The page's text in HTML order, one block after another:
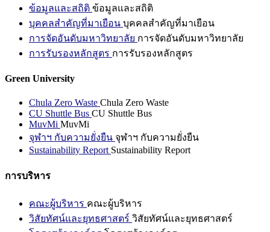
ข้อมูลและสถิติ ข้อมูลและสถิติ
บุคคลสำคัญที่มาเยือน บุคคลสำคัญที่มาเยือน
การจัดอันดับมหาวิทยาลัย การจัดอันดับมหาวิทยาลัย
การรับรองหลักสูตร การรับรองหลักสูตร
Green University
Chula Zero Waste Chula Zero Waste
CU Shuttle Bus CU Shuttle Bus
MuvMi MuvMi
จุฬาฯ กับความยั่งยืน จุฬาฯ กับความยั่งยืน
Sustainability Report Sustainability Report
การบริหาร
คณะผู้บริหาร คณะผู้บริหาร
วิสัยทัศน์และยุทธศาสตร์ วิสัยทัศน์และยุทธศาสตร์